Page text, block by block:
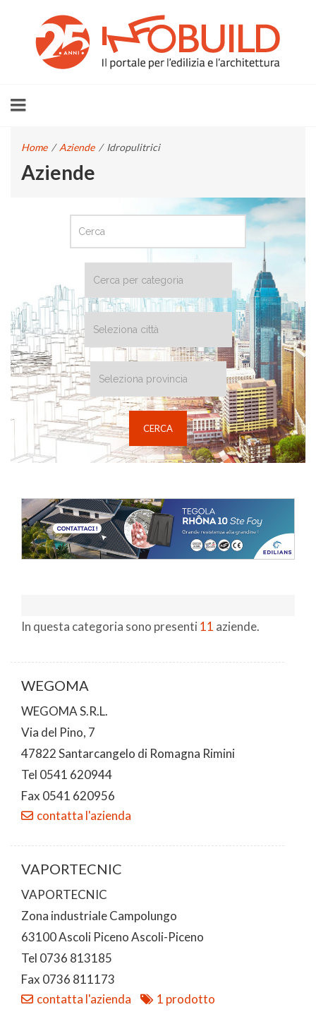
Home / Aziende / Idropulitrici
Aziende
In questa categoria sono presenti 11 aziende.
WEGOMA
WEGOMA S.R.L.
Via del Pino, 7
47822 Santarcangelo di Romagna Rimini
Tel 0541 620944
Fax 0541 620956
contatta l'azienda
VAPORTECNIC
VAPORTECNIC
Zona industriale Campolungo
63100 Ascoli Piceno Ascoli-Piceno
Tel 0736 813185
Fax 0736 811173
contatta l'azienda
1 prodotto